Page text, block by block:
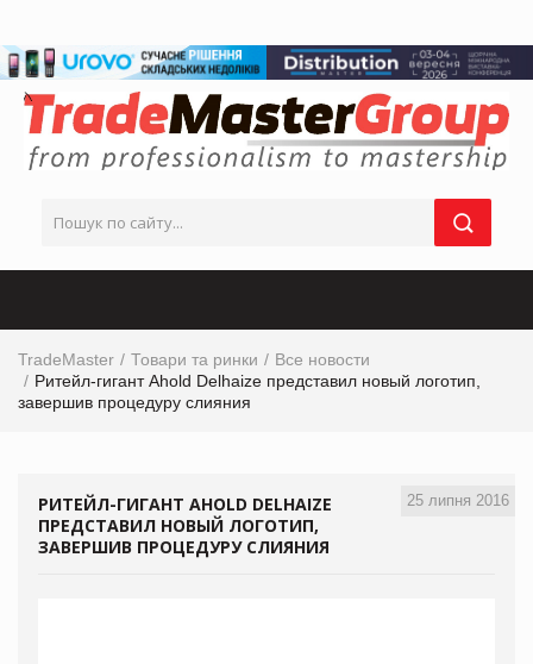
TradeMaster Товари та ринки
Все новости
Ритейл-гигант Ahold Delhaize представил новый логотип,
завершив процедуру слияния
25 липня 2016
РИТЕЙЛ-ГИГАНТ AHOLD DELHAIZE
ПРЕДСТАВИЛ НОВЫЙ ЛОГОТИП,
ЗАВЕРШИВ ПРОЦЕДУРУ СЛИЯНИЯ